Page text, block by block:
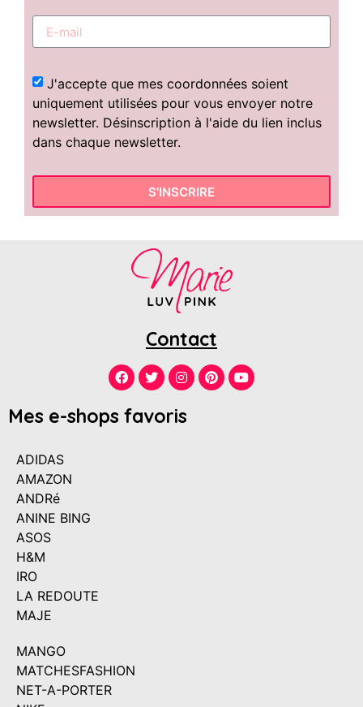
J'accepte que mes coordonnées soient
uniquement utilisées pour vous envoyer notre
newsletter. Désinscription à l'aide du lien inclus
dans chaque newsletter.
S'INSCRIRE
Contact
Mes e-shops favoris
ADIDAS
AMAZON
ANDRé
ANINE BING
ASOS
H&M
IRO
LA REDOUTE
MAJE
MANGO
MATCHESFASHION
NET-A-PORTER